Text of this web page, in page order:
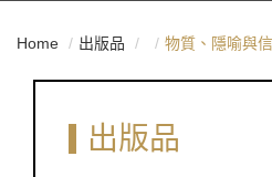
Home 出版品 物質、隱喻與
出版品